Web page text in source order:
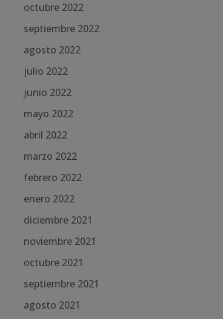
octubre 2022
septiembre 2022
agosto 2022
julio 2022
junio 2022
mayo 2022
abril 2022
marzo 2022
febrero 2022
enero 2022
diciembre 2021
noviembre 2021
octubre 2021
septiembre 2021
agosto 2021